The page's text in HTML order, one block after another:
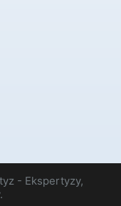
- Ekspertyzy,